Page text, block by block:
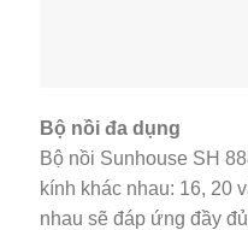
Bộ nồi đa dụng
Bộ nồi Sunhouse SH
kính khác nhau: 16, 20
nhau sẽ đáp ứng đầy